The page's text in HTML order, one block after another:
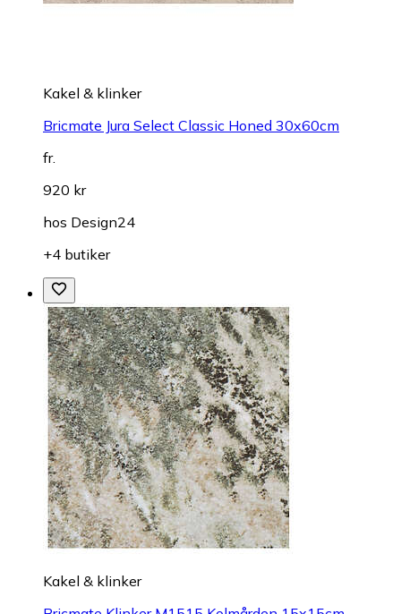
Kakel & klinker
Bricmate Jura Select Classic Honed 30x60cm
fr.
920 kr
hos Design24
+4 butiker
Kakel & klinker